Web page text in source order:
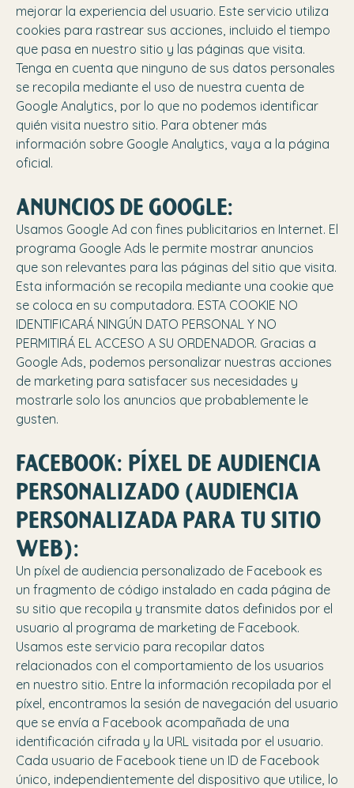
mejorar la experiencia del usuario. Este servicio utiliza
cookies para rastrear sus acciones, incluido el tiempo
que pasa en nuestro sitio y las páginas que visita.
Tenga en cuenta que ninguno de sus datos personales
se recopila mediante el uso de nuestra cuenta de
Google Analytics, por lo que no podemos identificar
quién visita nuestro sitio. Para obtener más
información sobre Google Analytics, vaya a la página
oficial.
ANUNCIOS DE GOOGLE:
Usamos Google Ad con fines publicitarios en Internet. El
programa Google Ads le permite mostrar anuncios
que son relevantes para las páginas del sitio que visita.
Esta información se recopila mediante una cookie que
se coloca en su computadora. ESTA COOKIE NO
IDENTIFICARÁ NINGÚN DATO PERSONAL Y NO
PERMITIRÁ EL ACCESO A SU ORDENADOR. Gracias a
Google Ads, podemos personalizar nuestras acciones
de marketing para satisfacer sus necesidades y
mostrarle solo los anuncios que probablemente le
gusten.
FACEBOOK: PÍXEL DE AUDIENCIA
PERSONALIZADO (AUDIENCIA
PERSONALIZADA PARA TU SITIO
WEB):
Un píxel de audiencia personalizado de Facebook es
un fragmento de código instalado en cada página de
su sitio que recopila y transmite datos definidos por el
usuario al programa de marketing de Facebook.
Usamos este servicio para recopilar datos
relacionados con el comportamiento de los usuarios
en nuestro sitio. Entre la información recopilada por el
píxel, encontramos la sesión de navegación del usuario
que se envía a Facebook acompañada de una
identificación cifrada y la URL visitada por el usuario.
Cada usuario de Facebook tiene un ID de Facebook
único, independientemente del dispositivo que utilice, lo